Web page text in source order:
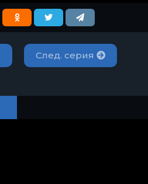
След. серия